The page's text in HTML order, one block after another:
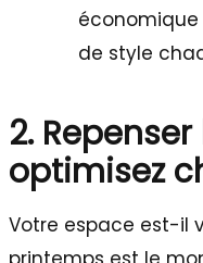
de style
2.
optimisez
Votre espace est-il